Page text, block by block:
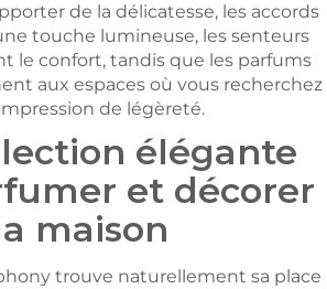
de la délicatesse, les accords
touche lumineuse, les senteurs
le confort, tandis que les parfums
aux espaces où vous recherchez
de légèreté.
élégante
et décorer
maison
trouve naturellement sa place